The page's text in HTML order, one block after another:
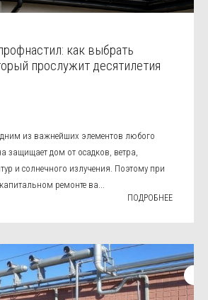
как выбрать
прослужит десятилетия
из важнейших элементов любого
защищает дом от осадков, ветра,
и солнечного излучения. Поэтому при
ремонте ва...
ПОДРОБНЕЕ